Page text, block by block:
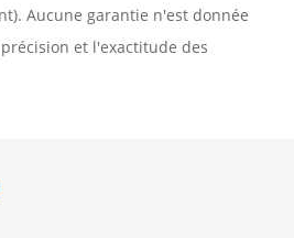
Aucune garantie n'est donnée
et l'exactitude des